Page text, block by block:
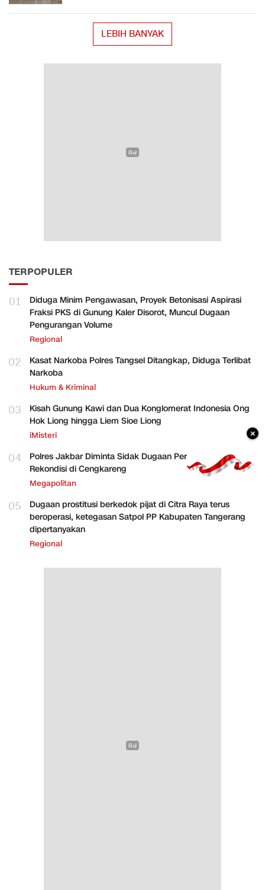
LEBIH BANYAK
TERPOPULER
01
Diduga Minim Pengawasan, Proyek Betonisasi Aspirasi
Fraksi PKS di Gunung Kaler Disorot, Muncul Dugaan
Pengurangan Volume
Regional
02
Kasat Narkoba Polres Tangsel Ditangkap, Diduga Terlibat
Narkoba
Hukum & Kriminal
03
Kisah Gunung Kawi dan Dua Konglomerat Indonesia Ong
Hok Liong hingga Liem Sioe Liong
iMisteri
04
Polres Jakbar Diminta Sidak Dugaan Perakitan HP
Rekondisi di Cengkareng
Megapolitan
05
Dugaan prostitusi berkedok pijat di Citra Raya terus
beroperasi, ketegasan Satpol PP Kabupaten Tangerang
dipertanyakan
Regional
×